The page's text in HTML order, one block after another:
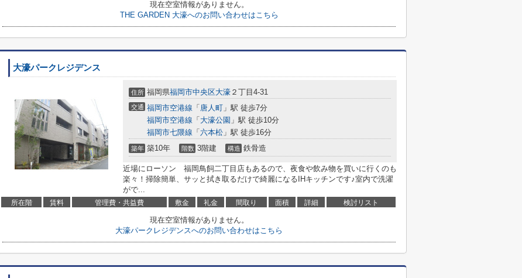
現在空室情報がありません。
THE GARDEN 大濠へのお問い合わせはこちら
大濠パークレジデンス
住所 福岡県福岡市中央区大濠 ２丁目4-31
交通 福岡市空港線 「 唐人町 」駅 徒歩7分
福岡市空港線 「 大濠公園 」駅 徒歩10分
福岡市七隈線 「 六本松 」駅 徒歩16分
築年 築10年 階数 3階建 構造 鉄骨造
近場にローソン 福岡鳥飼二丁目店もあるので、夜食や飲み物を買いに行くのも
楽々！掃除簡単、サッと拭き取るだけで綺麗になるIHキッチンです♪室内で洗濯
がで...
所在階 賃料 管理費・共益費 敷金 礼金 間取り 面積 詳細 検討リスト
現在空室情報がありません。
大濠パークレジデンスへのお問い合わせはこちら